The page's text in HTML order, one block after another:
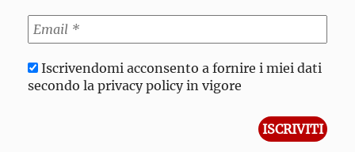
Iscrivendomi acconsento a fornire i miei dati
secondo la privacy policy in vigore